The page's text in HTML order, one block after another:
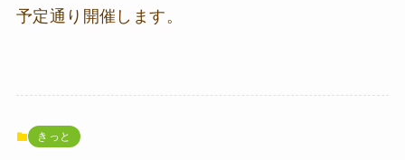
予定通り開催します。
きっと